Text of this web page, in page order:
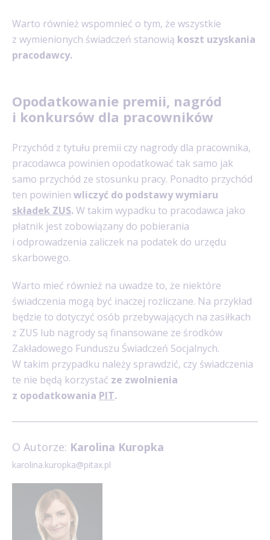
Warto również wspomnieć o tym, że wszystkie
z wymienionych świadczeń stanowią koszt uzyskania
pracodawcy.
Opodatkowanie premii, nagród
i konkursów dla pracowników
Przychód z tytułu premii czy nagrody dla pracownika,
pracodawca powinien opodatkować tak samo jak
samo przychód ze stosunku pracy. Ponadto przychód
ten powinien wliczyć do podstawy wymiaru
składek ZUS.W takim wypadku to pracodawca jako
płatnik jest zobowiązany do pobierania
i odprowadzenia zaliczek na podatek do urzędu
skarbowego.
Warto mieć również na uwadze to, że niektóre
świadczenia mogą być inaczej rozliczane. Na przykład
będzie to dotyczyć osób przebywających na zasiłkach
z ZUS lub nagrody są finansowane ze środków
Zakładowego Funduszu Świadczeń Socjalnych.
W takim przypadku należy sprawdzić, czy świadczenia
te nie będą korzystać ze zwolnienia
z opodatkowania PIT.
O Autorze: Karolina Kuropka
karolina.kuropka@pitax.pl